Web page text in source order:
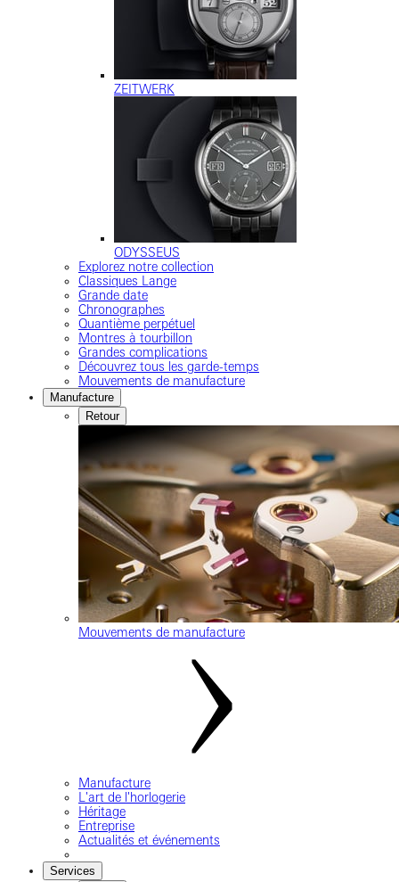
ZEITWERK
ODYSSEUS
Explorez notre collection
Classiques Lange
Grande date
Chronographes
Quantième perpétuel
Montres à tourbillon
Grandes complications
Découvrez tous les garde-temps
Mouvements de manufacture
Manufacture
Retour
Mouvements de manufacture
Manufacture
L'art de l'horlogerie
Héritage
Entreprise
Actualités et événements
Services